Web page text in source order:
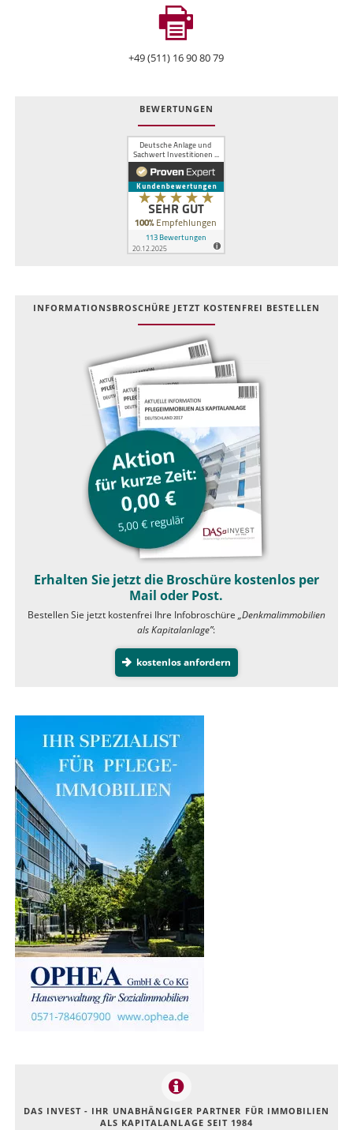
+49 (511) 16 90 80 79
BEWERTUNGEN
INFOR­MATIONS­BROSCHÜRE JETZT KOSTEN­FREI BESTELLEN
Erhalten Sie jetzt die Broschüre kostenlos per
Mail oder Post.
Bestellen Sie jetzt kostenfrei Ihre Infobroschüre „Denkmalimmobilien
als Kapitalanlage”:
kostenlos anfordern
DAS INVEST - IHR UNABHÄNGIGER PARTNER FÜR IMMOBILIEN
ALS KAPITALANLAGE SEIT 1984